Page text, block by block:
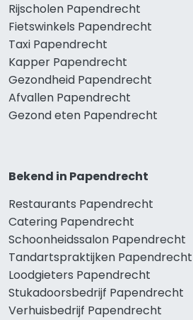
Rijscholen Papendrecht
Fietswinkels Papendrecht
Taxi Papendrecht
Kapper Papendrecht
Gezondheid Papendrecht
Afvallen Papendrecht
Gezond eten Papendrecht
Bekend in Papendrecht
Restaurants Papendrecht
Catering Papendrecht
Schoonheidssalon Papendrecht
Tandartspraktijken Papendrecht
Loodgieters Papendrecht
Stukadoorsbedrijf Papendrecht
Verhuisbedrijf Papendrecht